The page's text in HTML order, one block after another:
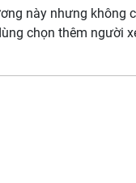
này nhưng không
chọn thêm người